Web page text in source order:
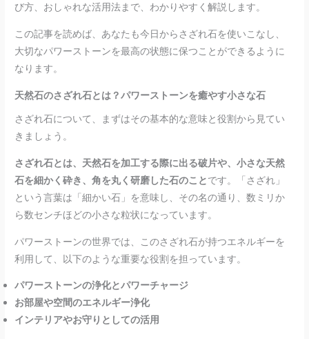
び方、おしゃれな活用法まで、わかりやすく解説します。
この記事を読めば、あなたも今日からさざれ石を使いこなし、
大切なパワーストーンを最高の状態に保つことができるように
なります。
天然石のさざれ石とは？パワーストーンを癒やす小さな石
さざれ石について、まずはその基本的な意味と役割から見てい
きましょう。
さざれ石とは、天然石を加工する際に出る破片や、小さな天然
石を細かく砕き、角を丸く研磨した石のことです。「さざれ」
という言葉は「細かい石」を意味し、その名の通り、数ミリか
ら数センチほどの小さな粒状になっています。
パワーストーンの世界では、このさざれ石が持つエネルギーを
利用して、以下のような重要な役割を担っています。
パワーストーンの浄化とパワーチャージ
お部屋や空間のエネルギー浄化
インテリアやお守りとしての活用